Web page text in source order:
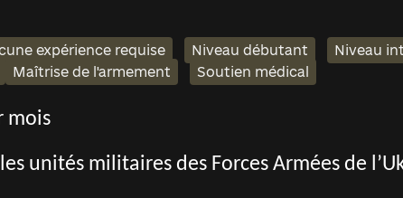
expérience requise Niveau débutant Niveau
Maîtrise de l'armement Soutien médical
mois
unités militaires des Forces Armées de